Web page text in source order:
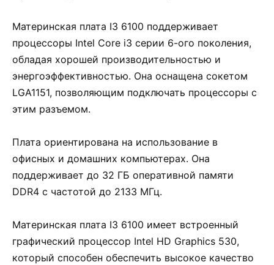
Материнская плата I3 6100 поддерживает
процессоры Intel Core i3 серии 6-ого поколения,
обладая хорошей производительностью и
энергоэффективностью. Она оснащена сокетом
LGA1151, позволяющим подключать процессоры с
этим разъемом.
Плата ориентирована на использование в
офисных и домашних компьютерах. Она
поддерживает до 32 ГБ оперативной памяти
DDR4 с частотой до 2133 МГц.
Материнская плата I3 6100 имеет встроенный
графический процессор Intel HD Graphics 530,
который способен обеспечить высокое качество